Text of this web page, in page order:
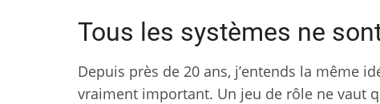
Tous les systèmes ne
Depuis près de 20 ans, j’entends la même
vraiment important. Un jeu de rôle ne vaut